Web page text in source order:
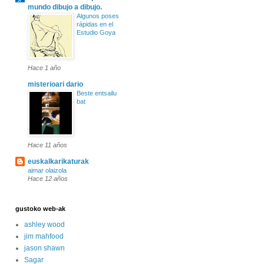
mundo dibujo a dibujo.
Algunos poses
rápidas en el
Estudio Goya
Hace 1 año
misterioari dario
Beste entsailu
bat
Hace 11 años
euskalkarikaturak
aimar olaizola
Hace 12 años
gustoko web-ak
ashley wood
jim mahfood
jason shawn
Sagar